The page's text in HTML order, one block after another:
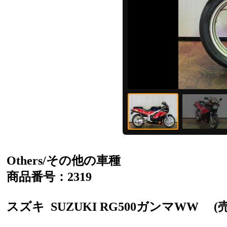
Others/その他の車種
商品番号：2319
スズキ SUZUKI RG500ガンマWW (